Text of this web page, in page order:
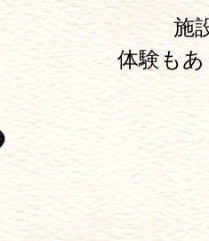
施
体験も